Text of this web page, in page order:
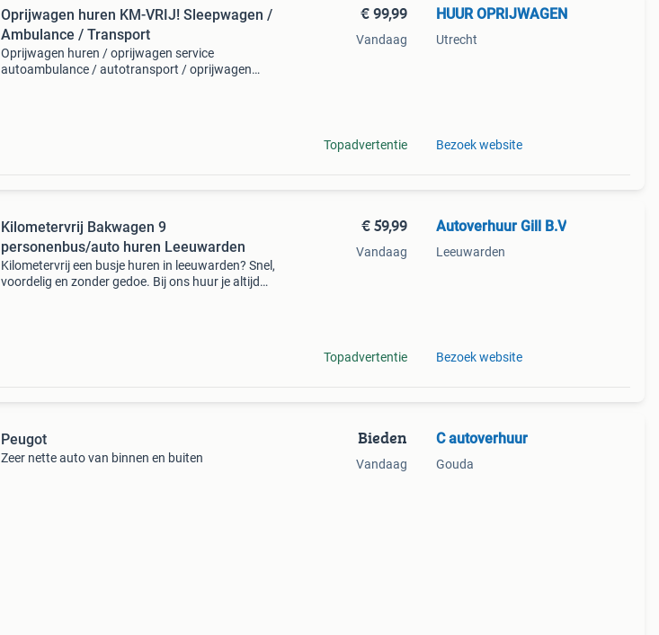
Oprijwagen huren KM-VRIJ! Sleepwagen /
Ambulance / Transport
Oprijwagen huren / oprijwagen service
autoambulance / autotransport / oprijwagen
€ 99,99
Vandaag
Topadvertentie
HUUR OPRIJWAGEN
Utrecht
Bezoek website
Kilometervrij Bakwagen 9
personenbus/auto huren Leeuwarden
Kilometervrij een busje huren in leeuwarden? Snel,
voordelig en zonder gedoe. Bij ons huur je altijd
€ 59,99
Vandaag
Topadvertentie
Autoverhuur Gill B.V
Leeuwarden
Bezoek website
Peugot
Zeer nette auto van binnen en buiten
Bieden
Vandaag
C autoverhuur
Gouda